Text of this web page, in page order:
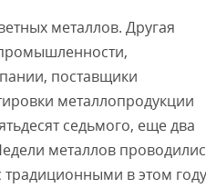
металлов. Другая
поставщики
металлопродукции
седьмого, еще два
металлов
традиционными в этом году